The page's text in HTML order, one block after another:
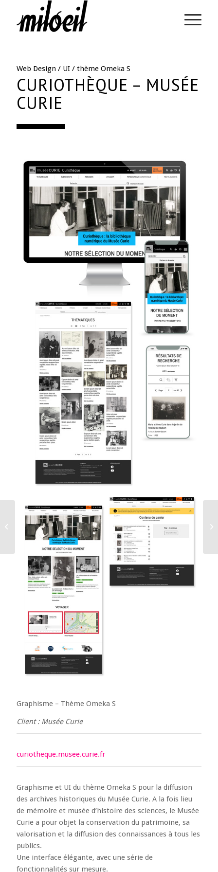
Web Design / UI / thème Omeka S
CURIOTHÈQUE – MUSÉE
CURIE
Graphisme – Thème Omeka S
Client : Musée Curie
curiotheque.musee.curie.fr
Graphisme et UI du thème Omeka S pour la diffusion
des archives historiques du Musée Curie. A la fois lieu
de mémoire et musée d’histoire des sciences, le Musée
Curiea pour objet la conservation du patrimoine, sa
valorisation et la diffusion des connaissances à tous les
publics.
Une interface élégante, avec une série de
fonctionnalités sur mesure.
BSNum – Sorbonne
Nouvelle